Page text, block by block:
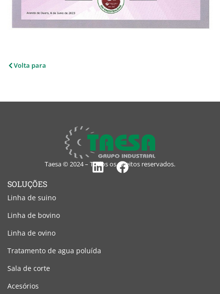
Volta para
Taesa © 2024 – Todos os direitos reservados.
SOLUÇÕES
Linha de suino
Linha de bovino
Linha de ovino
Tratamento de agua poluída
Sala de corte
Acesórios